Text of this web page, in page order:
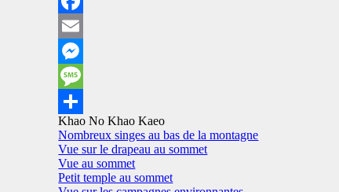
Facebook
Email
Messenger
Message
Share
Khao No Khao Kaeo
Nombreux singes au bas de la montagne
Vue sur le drapeau au sommet
Vue au sommet
Petit temple au sommet